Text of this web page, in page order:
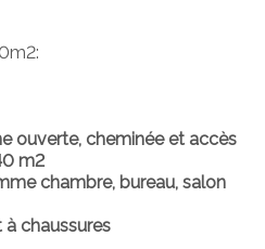
ouverte, cheminée et accès
m2
chambre, bureau, salon
à chaussures